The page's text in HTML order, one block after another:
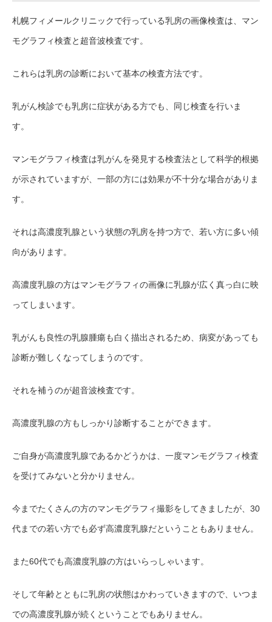
札幌フィメールクリニックで行っている乳房の画像検査は、マン
モグラフィ検査と超音波検査です。
これらは乳房の診断において基本の検査方法です。
乳がん検診でも乳房に症状がある方でも、同じ検査を行いま
す。
マンモグラフィ検査は乳がんを発見する検査法として科学的根拠
が示されていますが、一部の方には効果が不十分な場合がありま
す。
それは高濃度乳腺という状態の乳房を持つ方で、若い方に多い傾
向があります。
高濃度乳腺の方はマンモグラフィの画像に乳腺が広く真っ白に映
ってしまいます。
乳がんも良性の乳腺腫瘍も白く描出されるため、病変があっても
診断が難しくなってしまうのです。
それを補うのが超音波検査です。
高濃度乳腺の方もしっかり診断することができます。
ご自身が高濃度乳腺であるかどうかは、一度マンモグラフィ検査
を受けてみないと分かりません。
今までたくさんの方のマンモグラフィ撮影をしてきましたが、30
代までの若い方でも必ず高濃度乳腺だということもありません。
また60代でも高濃度乳腺の方はいらっしゃいます。
そして年齢とともに乳房の状態はかわっていきますので、いつま
での高濃度乳腺が続くということでもありません。